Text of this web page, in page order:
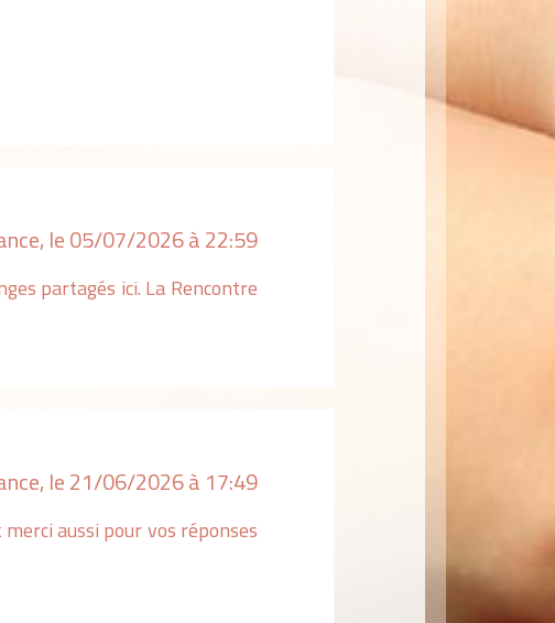
le 05/07/2026 à 22:59
partagés ici. La Rencontre
le 21/06/2026 à 17:49
aussi pour vos réponses